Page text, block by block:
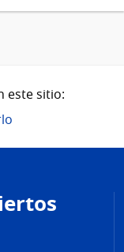
este sitio: